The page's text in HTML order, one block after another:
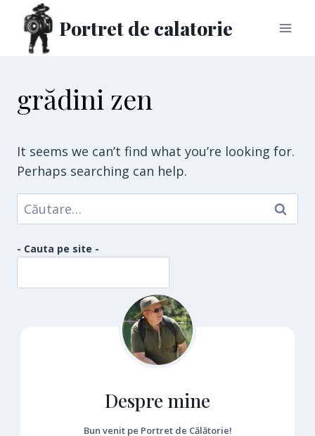
content
Portret de calatorie
grădini zen
It seems we can’t find what you’re looking for.
Perhaps searching can help.
Caută
după:
- Cauta pe site -
Despre mine
Bun venit pe Portret de Călătorie!